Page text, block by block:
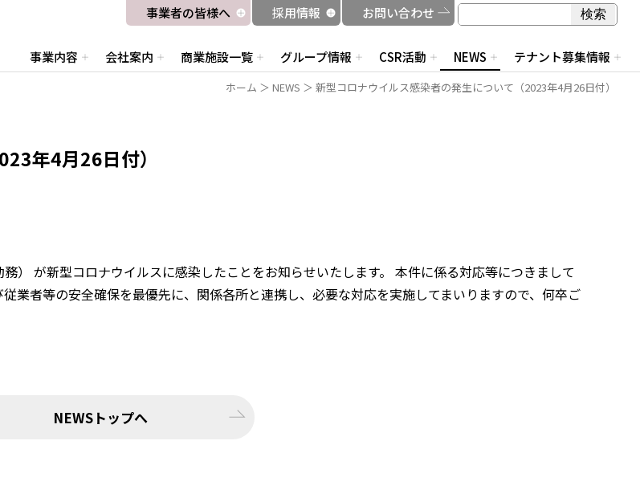
事業者の皆様へ 採用情報 お問い合わせ
事業内容 会社案内 商業施設一覧 グループ情報 CSR活動 NEWS テナント募集情報
検索
ホーム ＞ NEWS ＞ 新型コロナウイルス感染者の発生について（2023年4月26日付）
年4月26日付）
） が新型コロナウイルスに感染したことをお知らせいたします。 本件に係る対応等につきまして
業者等の安全確保を最優先に、関係各所と連携し、必要な対応を実施してまいりますので、何卒ご
NEWSトップへ